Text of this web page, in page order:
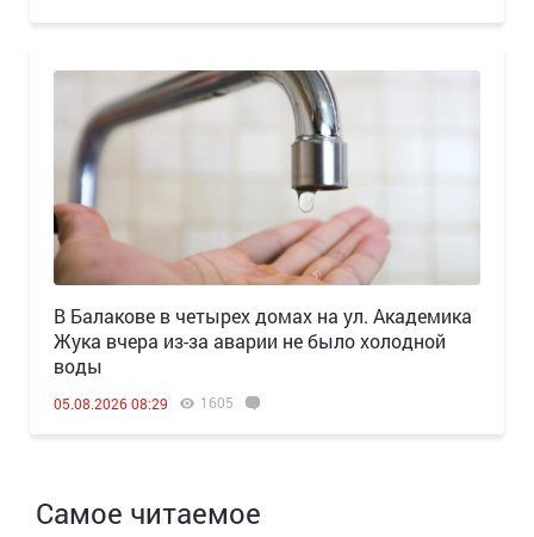
В Балакове в четырех домах на ул. Академика
Жука вчера из-за аварии не было холодной
воды
05.08.2026 08:29 1605
Самое читаемое